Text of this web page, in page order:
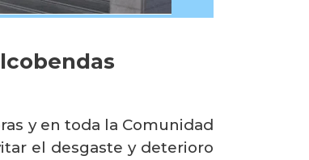
y en toda la Comunidad
el desgaste y deterioro